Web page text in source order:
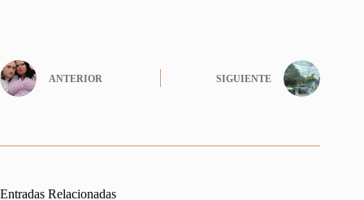
ANTERIOR SIGUIENTE
Entradas Relacionadas